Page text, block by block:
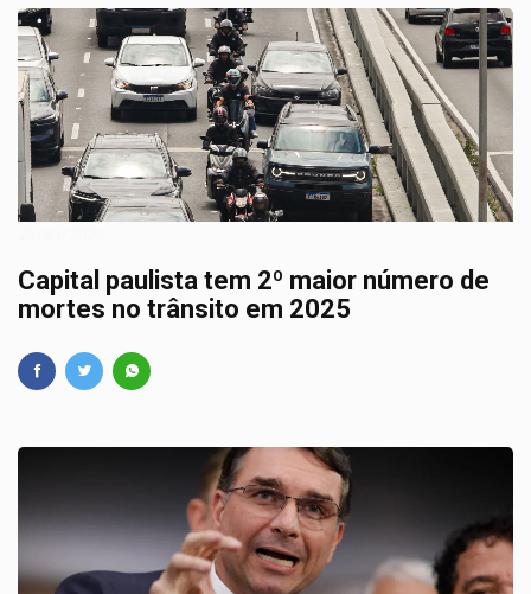
Capital paulista tem 2º maior número de
mortes no trânsito em 2025